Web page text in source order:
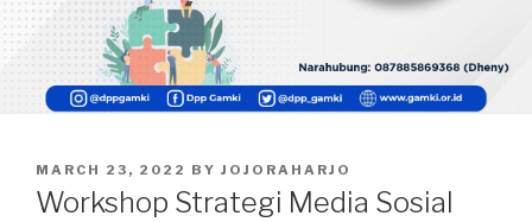
POSTED
ON
MARCH 23, 2022 BY JOJORAHARJO
Workshop Strategi Media Sosial